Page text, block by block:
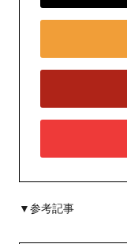
▼参考記事